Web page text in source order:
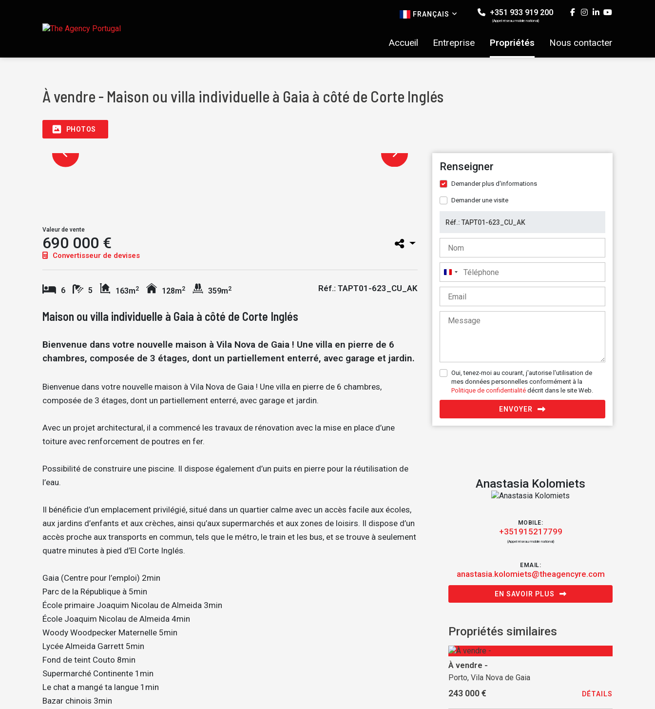
FRANÇAIS +351 933 919 200
(Appel réseau mobile national)
Accueil Entreprise Propriétés Nous contacter
À vendre - Maison ou villa individuelle à Gaia à côté de Corte Inglés
PHOTOS
Valeur de vente
690 000 €
Convertisseur de devises
6 5 163m2 128m2 359m2 Réf.: TAPT01-623_CU_AK
Maison ou villa individuelle à Gaia à côté de Corte Inglés
Bienvenue dans votre nouvelle maison à Vila Nova de Gaia ! Une villa en pierre de 6
chambres, composée de 3 étages, dont un partiellement enterré, avec garage et jardin.
Bienvenue dans votre nouvelle maison à Vila Nova de Gaia ! Une villa en pierre de 6 chambres,
composée de 3 étages, dont un partiellement enterré, avec garage et jardin.
Avec un projet architectural, il a commencé les travaux de rénovation avec la mise en place d’une
toiture avec renforcement de poutres en fer.
Possibilité de construire une piscine. Il dispose également d’un puits en pierre pour la réutilisation de
l’eau.
Il bénéficie d’un emplacement privilégié, situé dans un quartier calme avec un accès facile aux écoles,
aux jardins d’enfants et aux crèches, ainsi qu’aux supermarchés et aux zones de loisirs. Il dispose d’un
accès proche aux transports en commun, tels que le métro, le train et les bus, et se trouve à seulement
quatre minutes à pied d’El Corte Inglés.
Gaia (Centre pour l’emploi) 2min
Parc de la République à 5min
École primaire Joaquim Nicolau de Almeida 3min
École Joaquim Nicolau de Almeida 4min
Woody Woodpecker Maternelle 5min
Lycée Almeida Garrett 5min
Fond de teint Couto 8min
Supermarché Continente 1min
Le chat a mangé ta langue 1min
Bazar chinois 3min
Renseigner
Demander plus d'informations
Demander une visite
France
+33
Oui, tenez-moi au courant, j'autorise l'utilisation de
mes données personnelles conformément à la
Politique de confidentialité décrit dans le site Web.
ENVOYER
Anastasia Kolomiets
MOBILE:
+351915217799
(Appel réseau mobile national)
EMAIL:
anastasia.kolomiets@theagencyre.com
EN SAVOIR PLUS
Propriétés similaires
À vendre -
Porto, Vila Nova de Gaia
243 000 € DÉTAILS